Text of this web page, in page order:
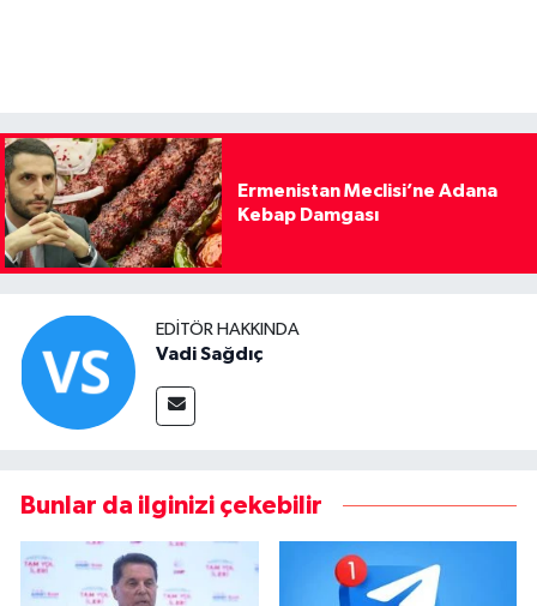
Ermenistan Meclisi’ne Adana
Kebap Damgası
EDITÖR HAKKINDA
Vadi Sağdıç
Bunlar da ilginizi çekebilir